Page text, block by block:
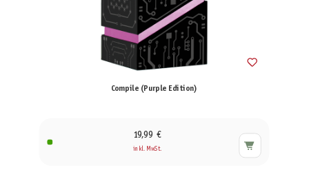
Compile (Purple Edition)
19,99 €
inkl. MwSt.